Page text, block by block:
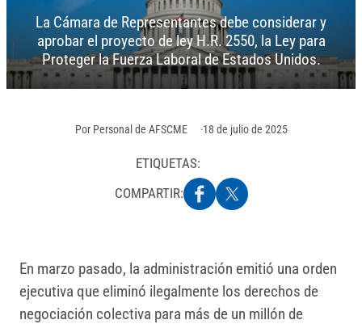
La Cámara de Representantes debe considerar y
aprobar el proyecto de ley H.R. 2550, la Ley para
Proteger la Fuerza Laboral de Estados Unidos.
Por Personal de AFSCME 18 de julio de 2025
ETIQUETAS:
COMPARTIR:
En marzo pasado, la administración emitió una orden
ejecutiva que eliminó ilegalmente los derechos de
negociación colectiva para más de un millón de